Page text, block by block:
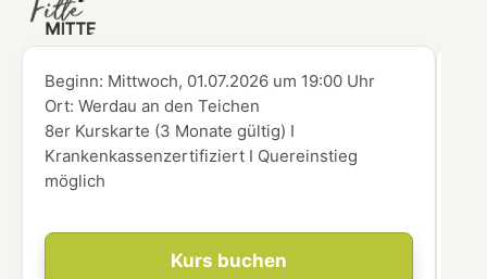
Kurs buchen
Beginn: Mittwoch, 01.07.2026 um 19:00 Uhr
Ort:Werdau an den Teichen
8er Kurskarte (3 Monate gültig) I
Krankenkassenzertifiziert I Quereinstieg
möglich